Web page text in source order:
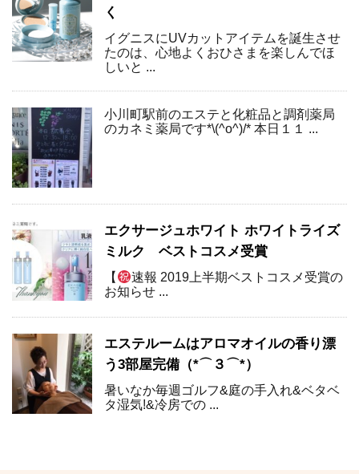
く
イグニスにUVカットアイテムを誕生させ
たのは、心地よくおひさまを楽しんでほ
しいと ...
小川町駅前のエステと化粧品と調剤薬局
のカネミ薬局です*\(^o^)/* 本日１１ ...
エクサージュホワイト ホワイトライズ
ミルク ベストコスメ受賞
【
速報 2019上半期ベストコスメ受賞の
お知らせ ...
エステルームはアロマオイルの香り漂
う3部屋完備（*⌒３⌒*）
暑いなか毎週ゴルフ&庭の手入れ&ベタベ
タ湿気!&冷房での ...